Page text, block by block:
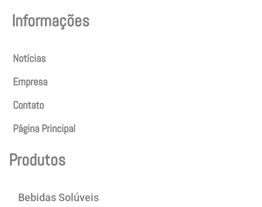
Informações
Notícias
Empresa
Contato
Página Principal
Produtos
Bebidas Solúveis